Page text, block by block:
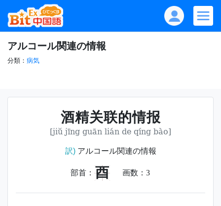
アルコール関連の情報
分類： 病気
酒精关联的情报
[jiǔ jīng guān lián de qíng bào]
訳)アルコール関連の情報
部首： 酉 画数： 3